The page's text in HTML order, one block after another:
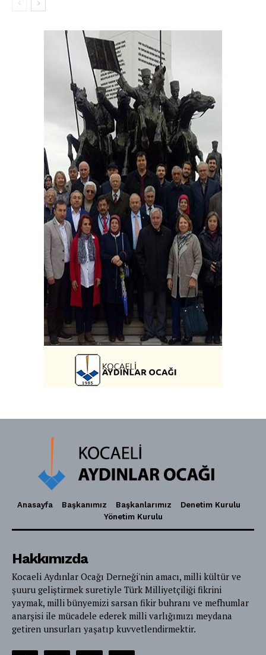
Anasayfa Başkanımız Başkanlarımız
Denetim Kurulu
Yönetim Kurulu
Hakkımızda
Kocaeli Aydınlar Ocağı Derneği'nin amacı, milli kültür ve
şuuru geliştirmek suretiyle Türk Milliyetçiliği fikrini
yaymak, milli bünyemizi sarsan fikir buhranı ve mefhumlar
anarşisi ile mücadele ederek milli varlığımızı meydana
getiren unsurları yaşatıp kuvvetlendirmektir.